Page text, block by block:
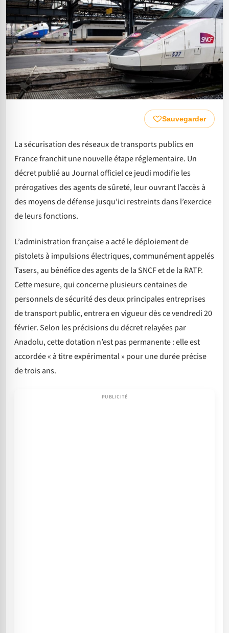
Sauvegarder
La sécurisation des réseaux de transports publics en
France franchit une nouvelle étape réglementaire. Un
décret publié au Journal officiel ce jeudi modifie les
prérogatives des agents de sûreté, leur ouvrant l’accès à
des moyens de défense jusqu’ici restreints dans l’exercice
de leurs fonctions.
L’administration française a acté le déploiement de
pistolets à impulsions électriques, communément appelés
Tasers, au bénéfice des agents de la SNCF et de la RATP.
Cette mesure, qui concerne plusieurs centaines de
personnels de sécurité des deux principales entreprises
de transport public, entrera en vigueur dès ce vendredi 20
février. Selon les précisions du décret relayées par
Anadolu, cette dotation n’est pas permanente : elle est
accordée « à titre expérimental » pour une durée précise
de trois ans.